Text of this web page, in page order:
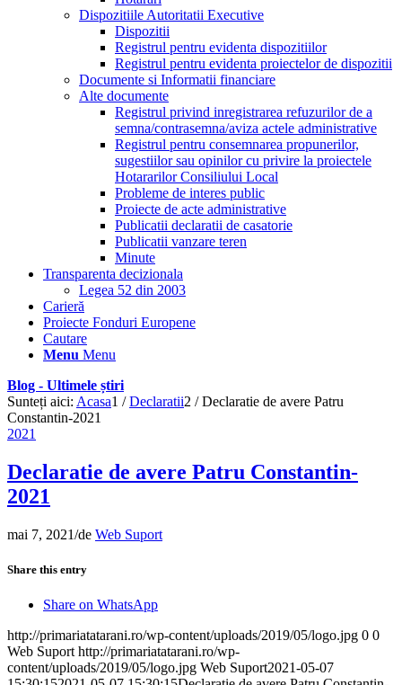
Dispozitiile Autoritatii Executive
Dispozitii
Registrul pentru evidenta dispozitiilor
Registrul pentru evidenta proiectelor de dispozitii
Documente si Informatii financiare
Alte documente
Registrul privind inregistrarea refuzurilor de a
semna/contrasemna/aviza actele administrative
Registrul pentru consemnarea propunerilor,
sugestiilor sau opinilor cu privire la proiectele
Hotararilor Consiliului Local
Probleme de interes public
Proiecte de acte administrative
Publicatii declaratii de casatorie
Publicatii vanzare teren
Minute
Transparenta decizionala
Legea 52 din 2003
Carieră
Proiecte Fonduri Europene
Cautare
Menu Menu
Blog - Ultimele știri
Sunteți aici: Acasa1 / Declaratii2 / Declaratie de avere Patru
Constantin-2021
2021
Declaratie de avere Patru Constantin-
2021
mai 7, 2021/de Web Suport
Share this entry
Share on WhatsApp
http://primariatatarani.ro/wp-content/uploads/2019/05/logo.jpg 0 0
Web Suport http://primariatatarani.ro/wp-
content/uploads/2019/05/logo.jpg Web Suport2021-05-07